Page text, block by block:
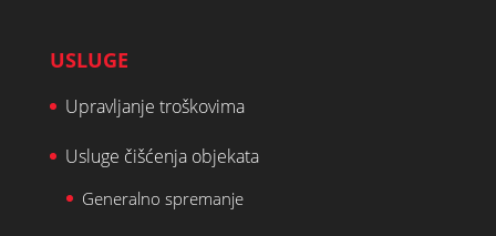
USLUGE
Upravljanje troškovima
Usluge čišćenja objekata
Generalno spremanje